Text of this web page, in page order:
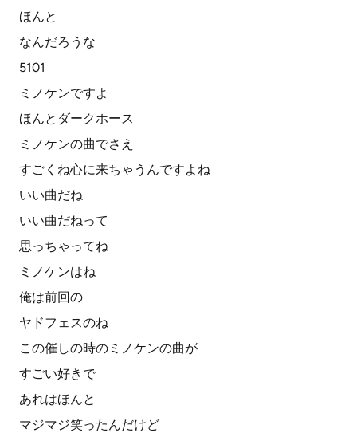
ほんと
なんだろうな
5101
ミノケンですよ
ほんとダークホース
ミノケンの曲でさえ
すごくね心に来ちゃうんですよね
いい曲だね
いい曲だねって
思っちゃってね
ミノケンはね
俺は前回の
ヤドフェスのね
この催しの時のミノケンの曲が
すごい好きで
あれはほんと
マジマジ笑ったんだけど